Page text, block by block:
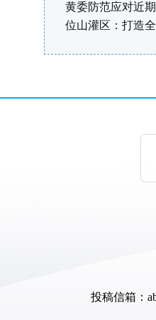
黄委防范应对近
位山灌区：打造
投稿信箱：